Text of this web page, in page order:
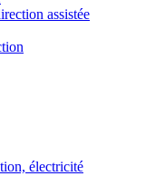
assistée
électricité